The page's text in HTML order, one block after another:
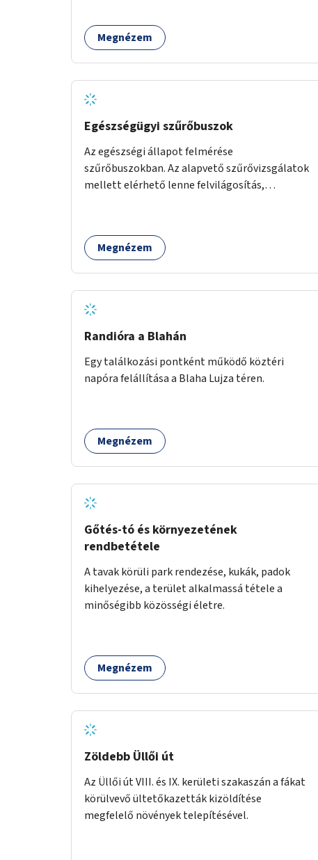
így kihasználatlan. A pingpongasztalok
telepítésével egy népszerű, ingyenes
található.
Megnézem
Egészségügyi szűrőbuszok
Az egészségi állapot felmérése
szűrőbuszokban. Az alapvető szűrővizsgálatok
mellett elérhető lenne felvilágosítás,
szenvedélybetegek támogatása.
Megnézem
Randióra a Blahán
Egy találkozási pontként működő köztéri
napóra felállítása a Blaha Lujza téren.
Megnézem
Gőtés-tó és környezetének
rendbetétele
A tavak körüli park rendezése, kukák, padok
kihelyezése, a terület alkalmassá tétele a
minőségibb közösségi életre.
Megnézem
Zöldebb Üllői út
Az Üllői út VIII. és IX. kerületi szakaszán a fákat
körülvevő ültetőkazetták kizöldítése
megfelelő növények telepítésével.